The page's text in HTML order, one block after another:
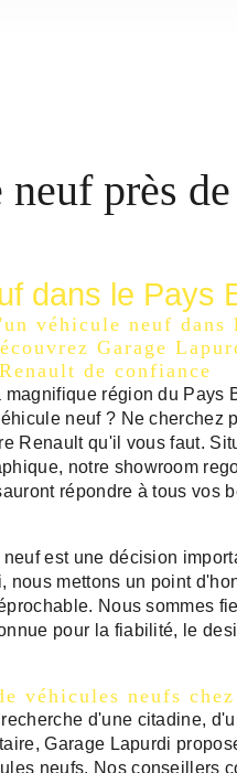
près de
dans le Pays
véhicule neuf dans
Garage
de confiance
région du Pays
neuf ? Ne cherchez
Renault qu'il vous faut.
notre showroom
répondre à tous vos
est une décision
nous mettons un point
Nous sommes
pour la fiabilité, le
véhicules neufs
d'une citadine,
Garage Lapurdi
neufs. Nos conseillers